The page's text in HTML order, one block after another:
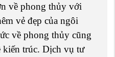
về phong thủy với
vẻ đẹp của ngôi
về phong thủy cũng
kiến trúc. Dịch vụ tư